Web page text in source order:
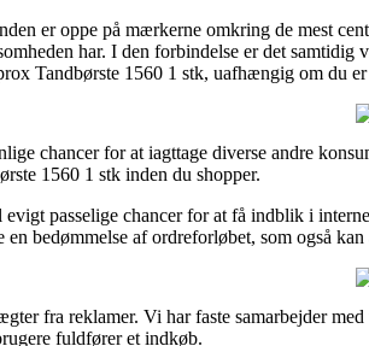
er oppe på mærkerne omkring de mest
har. I den forbindelse er det samtidig
Tandbørste 1560 1 stk, uafhængig om du
chancer for at iagttage diverse andre
1560 1 stk inden du shopper.
passelige chancer for at få indblik i
bedømmelse af ordreforløbet, som også
fra reklamer. Vi har faste samarbejder
fuldfører et indkøb.